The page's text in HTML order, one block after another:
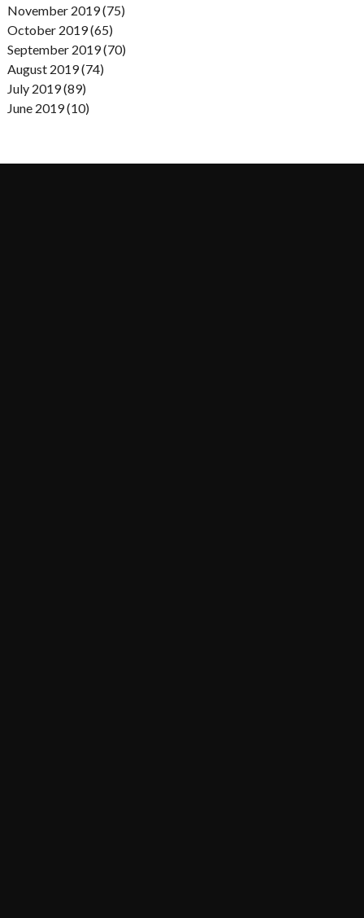
November 2019 (75)
October 2019 (65)
September 2019 (70)
August 2019 (74)
July 2019 (89)
June 2019 (10)